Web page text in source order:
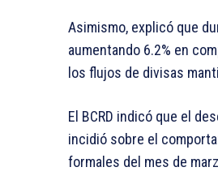
Asimismo, explicó que
aumentando 6.2% en
los flujos de divisas
El BCRD indicó que el
incidió sobre el
formales del mes de